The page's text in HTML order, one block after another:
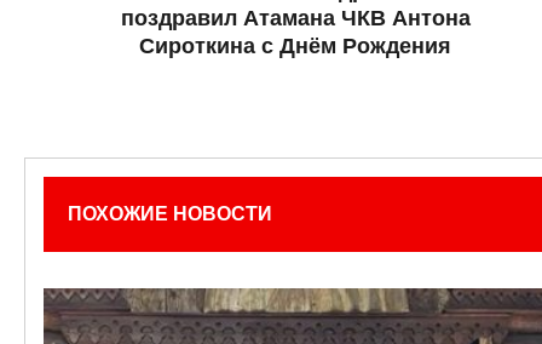
поздравил Атамана ЧКВ Антона
Сироткина с Днём Рождения
ПОХОЖИЕ НОВОСТИ